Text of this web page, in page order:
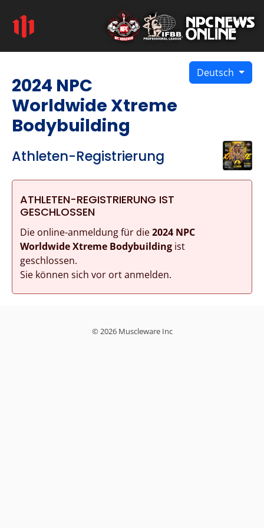
Deutsch
2024 NPC
Worldwide Xtreme
Bodybuilding
Athleten-Registrierung
ATHLETEN-REGISTRIERUNG IST
GESCHLOSSEN
Die online-anmeldung für die2024 NPC
Worldwide Xtreme Bodybuildingist
geschlossen.
Sie können sich vor ort anmelden.
© 2026 Muscleware Inc